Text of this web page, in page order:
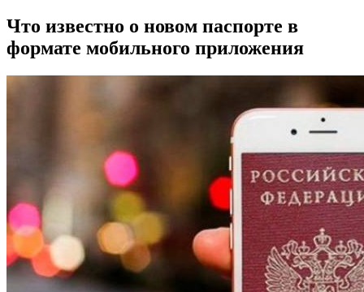
Что известно о новом паспорте в
формате мобильного приложения